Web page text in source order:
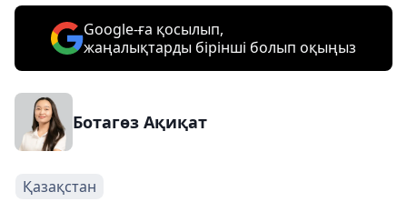
Google-ға қосылып,
жаңалықтарды бірінші болып оқыңыз
Ботагөз Ақиқат
Қазақстан